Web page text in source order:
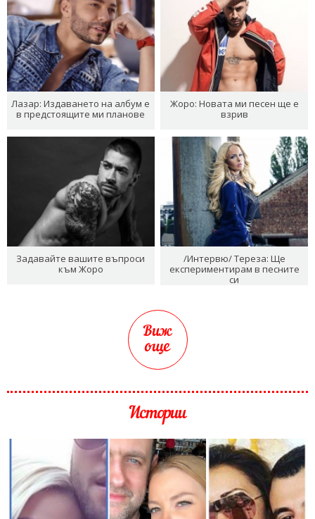
Лазар: Издаването на албум е
в предстоящите ми планове
Жоро: Новата ми песен ще е
взрив
Задавайте вашите въпроси
към Жоро
/Интервю/ Тереза: Ще
експериментирам в песните
си
Виж
още
Истории